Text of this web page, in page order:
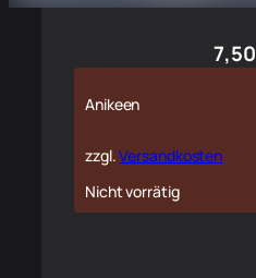
7,50
Anikeen
zzgl.Versandkosten
Nicht vorrätig